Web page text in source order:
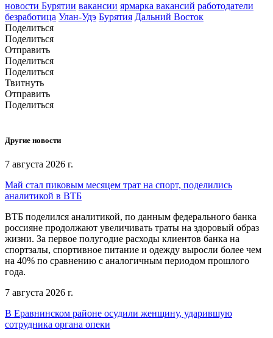
новости Бурятии вакансии ярмарка вакансий работодатели
безработица Улан-Удэ Бурятия Дальний Восток
Поделиться
Поделиться
Отправить
Поделиться
Поделиться
Твитнуть
Отправить
Поделиться
Другие новости
7 августа 2026 г.
Май стал пиковым месяцем трат на спорт, поделились
аналитикой в ВТБ
ВТБ поделился аналитикой, по данным федерального банка
россияне продолжают увеличивать траты на здоровый образ
жизни. За первое полугодие расходы клиентов банка на
спортзалы, спортивное питание и одежду выросли более чем
на 40% по сравнению с аналогичным периодом прошлого
года.
7 августа 2026 г.
В Еравнинском районе осудили женщину, ударившую
сотрудника органа опеки